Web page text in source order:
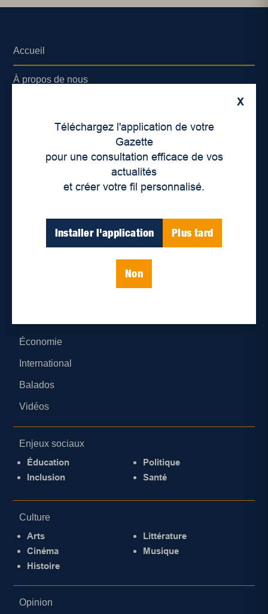
X
Téléchargez l'application de votre
Gazette
pour une consultation efficace de vos
actualités
et créer votre fil personnalisé.
Installer l'application Plus tard
Non
Accueil
À propos de nous
Lieux de distribution
Économie
International
Balados
Vidéos
Enjeux sociaux
Éducation
Inclusion
Politique
Santé
Culture
Arts
Cinéma
Histoire
Littérature
Musique
Opinion